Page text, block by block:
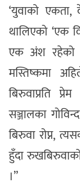
‘युवाको
थालिएको ‘एक
एक अंश रहेको
मस्तिष्कमा
बिरुवाप्रति
सञ्जालका
बिरुवा रोप्न,
हुँदा
।”